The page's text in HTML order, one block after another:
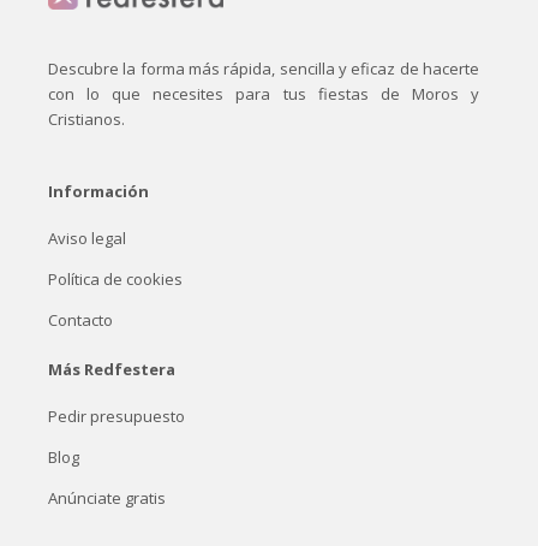
Descubre la forma más rápida, sencilla y eficaz de hacerte
con lo que necesites para tus fiestas de Moros y
Cristianos.
Información
Aviso legal
Política de cookies
Contacto
Más Redfestera
Pedir presupuesto
Blog
Anúnciate gratis